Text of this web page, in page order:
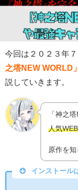
今回は２０２３年
之塔NEW WORLD」
説していきます。
「神之
人気
原作を
インストール